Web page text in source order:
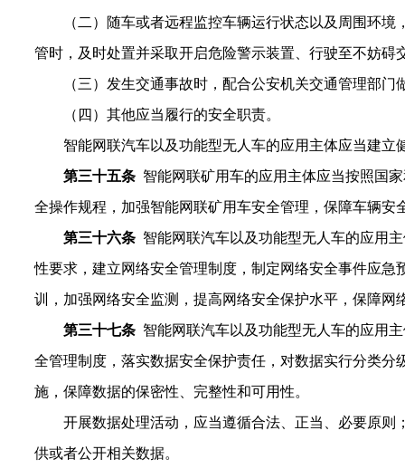
（二）随车或者远程监控车辆运行状态以及周围环
管时，及时处置并采取开启危险警示装置、行驶至不妨碍
（三）发生交通事故时，配合公安机关交通管理部
（四）其他应当履行的安全职责。
智能网联汽车以及功能型无人车的应用主体应当建
第三十五条智能网联矿用车的应用主体应当按照国
全操作规程，加强智能网联矿用车安全管理，保障车辆安
第三十六条 智能网联汽车以及功能型无人车的应用
性要求，建立网络安全管理制度，制定网络安全事件应
训，加强网络安全监测，提高网络安全保护水平，保障网
第三十七条 智能网联汽车以及功能型无人车的应用
全管理制度，落实数据安全保护责任，对数据实行分类
施，保障数据的保密性、完整性和可用性。
开展数据处理活动，应当遵循合法、正当、必要原
供或者公开相关数据。